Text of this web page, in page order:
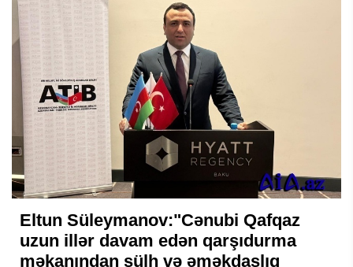
Eltun Süleymanov:"Cənubi Qafqaz
uzun illər davam edən qarşıdurma
məkanından sülh və əməkdaşlıq